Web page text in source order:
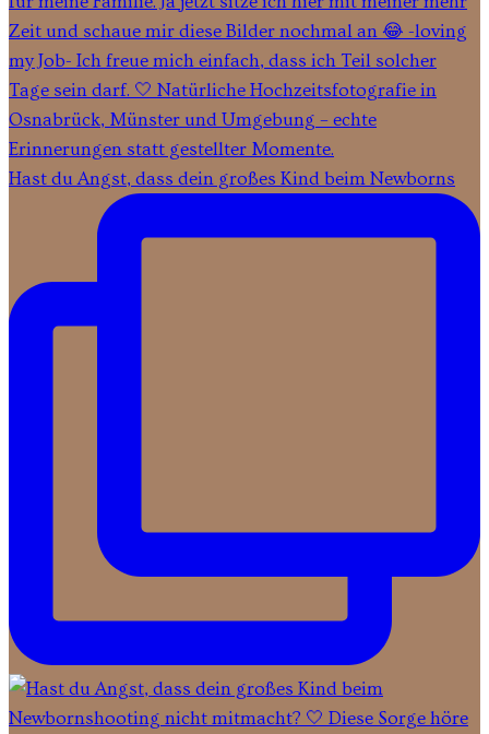
Hast du Angst, dass dein großes Kind beim Newborns